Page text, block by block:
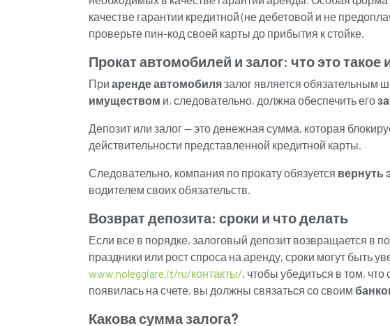
качестве гарантии кредитной (не дебетовой и не
проверьте пин-код своей карты до прибытия к стойке.
Прокат автомобилей и залог: что это такое
При аренде автомобилязалог является обязательным
имуществом и, следовательно, должна обеспечить его
Депозит или залог — это денежная сумма, которая
действительности представленной кредитной карты.
Следовательно, компания по прокату обязуется вернуть
водителем своих обязательств.
Возврат депозита: сроки и что делать
Если все в порядке, залоговый депозит возвращается в
праздники или рост спроса на аренду, сроки могут быть
www.noleggiare.it/ru/контакты/, чтобы убедиться в том,
появилась на счете, вы должны связаться со своим
Какова сумма залога?